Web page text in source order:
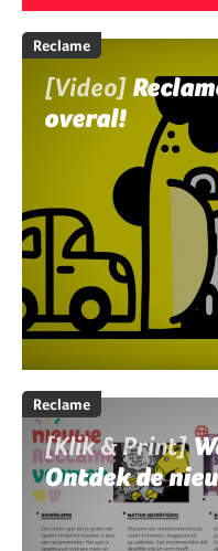
Reclame
[Video]
overal!
Reclame
[Klik & Print]
Ontdek de